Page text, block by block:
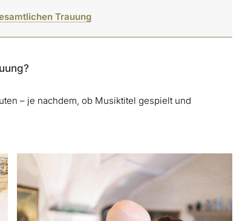
Trauung
– je nachdem, ob Musiktitel gespielt und